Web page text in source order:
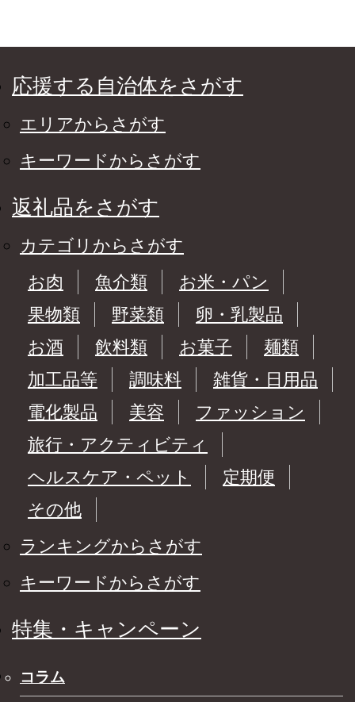
応援する自治体をさがす
エリアからさがす
キーワードからさがす
返礼品をさがす
カテゴリからさがす
お肉
魚介類
お米・パン
果物類
野菜類
卵・乳製品
お酒
飲料類 お菓子
麺類
加工品等
調味料
雑貨・日用品
電化製品
美容
ファッション
旅行・アクティビティ
ヘルスケア・ペット
定期便
その他
ランキングからさがす
キーワードからさがす
特集・キャンペーン
コラム